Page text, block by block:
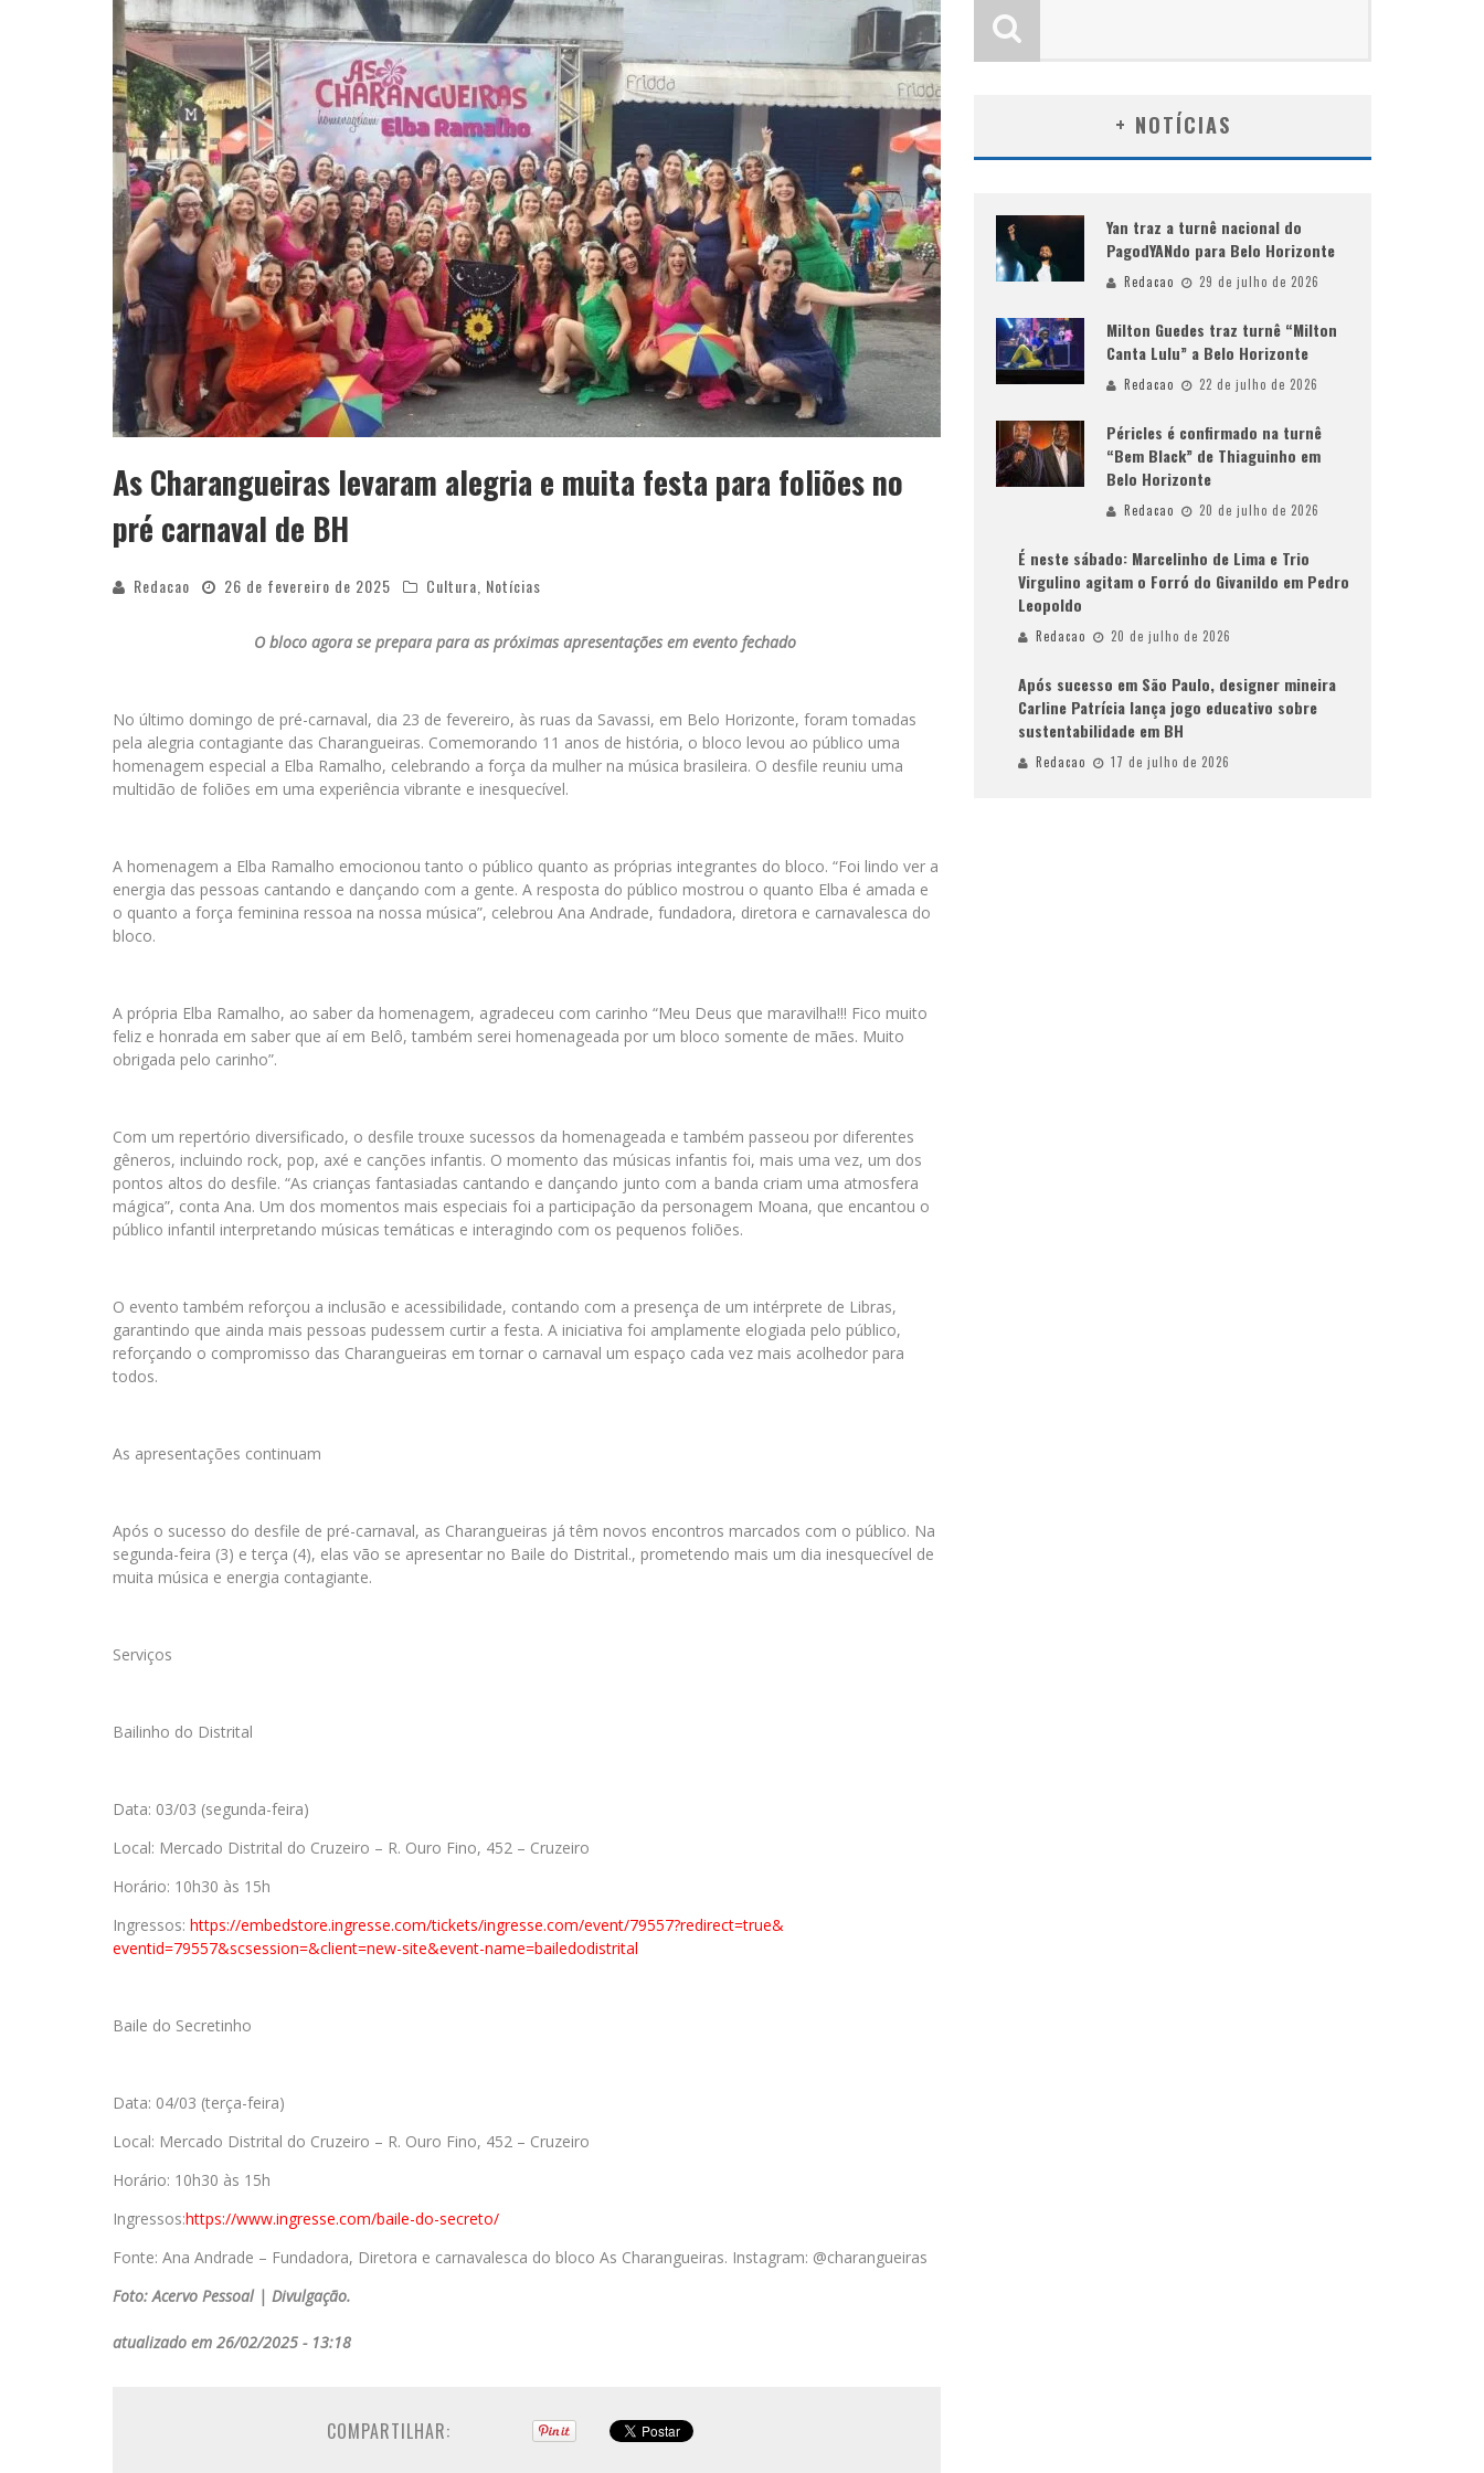
YAN TRAZ A TURNÊ NACIONAL DO PAGODYANDO PARA BELO HORIZONTE
As Charangueiras levaram alegria e muita festa para foliões no
pré carnaval de BH
Redacao 26 de fevereiro de 2025 Cultura Notícias
O bloco agora se prepara para as próximas apresentações em evento fechado
No último domingo de pré-carnaval, dia 23 de fevereiro, às ruas da Savassi, em Belo Horizonte, foram tomadas
pela alegria contagiante das Charangueiras. Comemorando 11 anos de história, o bloco levou ao público uma
homenagem especial a Elba Ramalho, celebrando a força da mulher na música brasileira. O desfile reuniu uma
multidão de foliões em uma experiência vibrante e inesquecível.
A homenagem a Elba Ramalho emocionou tanto o público quanto as próprias integrantes do bloco. “Foi lindo ver a
energia das pessoas cantando e dançando com a gente. A resposta do público mostrou o quanto Elba é amada e
o quanto a força feminina ressoa na nossa música”, celebrou Ana Andrade, fundadora, diretora e carnavalesca do
bloco.
A própria Elba Ramalho, ao saber da homenagem, agradeceu com carinho “Meu Deus que maravilha!!! Fico muito
feliz e honrada em saber que aí em Belô, também serei homenageada por um bloco somente de mães. Muito
obrigada pelo carinho”.
Com um repertório diversificado, o desfile trouxe sucessos da homenageada e também passeou por diferentes
gêneros, incluindo rock, pop, axé e canções infantis. O momento das músicas infantis foi, mais uma vez, um dos
pontos altos do desfile. “As crianças fantasiadas cantando e dançando junto com a banda criam uma atmosfera
mágica”, conta Ana. Um dos momentos mais especiais foi a participação da personagem Moana, que encantou o
público infantil interpretando músicas temáticas e interagindo com os pequenos foliões.
O evento também reforçou a inclusão e acessibilidade, contando com a presença de um intérprete de Libras,
garantindo que ainda mais pessoas pudessem curtir a festa. A iniciativa foi amplamente elogiada pelo público,
reforçando o compromisso das Charangueiras em tornar o carnaval um espaço cada vez mais acolhedor para
todos.
As apresentações continuam
Após o sucesso do desfile de pré-carnaval, as Charangueiras já têm novos encontros marcados com o público. Na
segunda-feira (3) e terça (4), elas vão se apresentar no Baile do Distrital., prometendo mais um dia inesquecível de
muita música e energia contagiante.
Serviços
Bailinho do Distrital
Data: 03/03 (segunda-feira)
Local: Mercado Distrital do Cruzeiro – R. Ouro Fino, 452 – Cruzeiro
Horário: 10h30 às 15h
Ingressos: https://embedstore.ingresse.com/tickets/ingresse.com/event/79557?redirect=true&
eventid=79557&scsession=&client=new-site&event-name=bailedodistrital
Baile do Secretinho
Data: 04/03 (terça-feira)
Local: Mercado Distrital do Cruzeiro – R. Ouro Fino, 452 – Cruzeiro
Horário: 10h30 às 15h
Ingressos:https://www.ingresse.com/baile-do-secreto/
Fonte: Ana Andrade – Fundadora, Diretora e carnavalesca do bloco As Charangueiras. Instagram: @charangueiras
Foto: Acervo Pessoal | Divulgação.
atualizado em 26/02/2025 - 13:18
COMPARTILHAR:
+ NOTÍCIAS
Yan traz a turnê nacional do
PagodYANdo para Belo Horizonte
Redacao 29 de julho de 2026
Milton Guedes traz turnê “Milton
Canta Lulu” a Belo Horizonte
Redacao 22 de julho de 2026
Péricles é confirmado na turnê
“Bem Black” de Thiaguinho em
Belo Horizonte
Redacao 20 de julho de 2026
É neste sábado: Marcelinho de Lima e Trio
Virgulino agitam o Forró do Givanildo em Pedro
Leopoldo
Redacao 20 de julho de 2026
Após sucesso em São Paulo, designer mineira
Carline Patrícia lança jogo educativo sobre
sustentabilidade em BH
Redacao 17 de julho de 2026